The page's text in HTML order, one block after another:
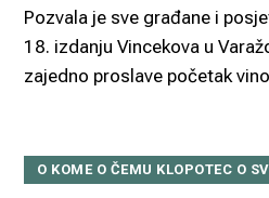
Pozvala je sve građane i
18. izdanju Vincekova u
zajedno proslave početak
O KOME O ČEMU KLOPOTEC O